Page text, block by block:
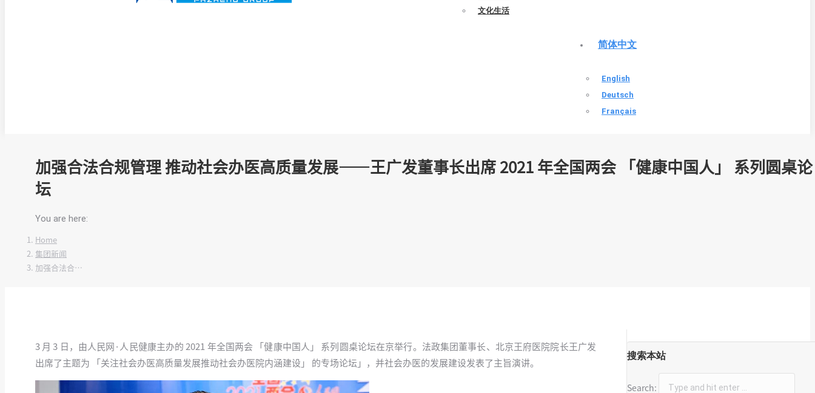
文化生活
简体中文
English
Deutsch
Français
加强合法合规管理 推动社会办医高质量发展——王广发董事长出席 2021 年全国两会 「健康中国人」 系列圆桌论
坛
You are here:
Home
集团新闻
加强合法合…
3 月 3 日，由人民网·人民健康主办的 2021 年全国两会 「健康中国人」 系列圆桌论坛在京举行。法政集团董事长、北京王府医院院长王广发
出席了主题为 「关注社会办医高质量发展推动社会办医院内涵建设」 的专场论坛」，并社会办医的发展建设发表了主旨演讲。
搜索本站
Search: